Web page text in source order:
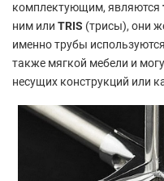
комплектующим, являются
ним или TRIS (трисы), они
именно трубы
также мягкой мебели и
несущих конструкций или